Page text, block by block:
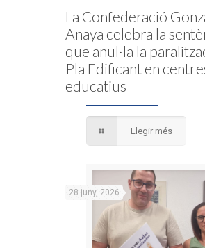
La Confederació
Anaya celebra la
que anul·la la
Pla Edificant en
educatius
Llegir més
28 juny, 2026